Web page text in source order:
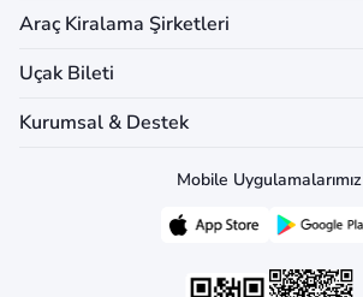
Araç Kiralama Şirketleri
Uçak Bileti
Kurumsal & Destek
Mobile Uygulamalarımız